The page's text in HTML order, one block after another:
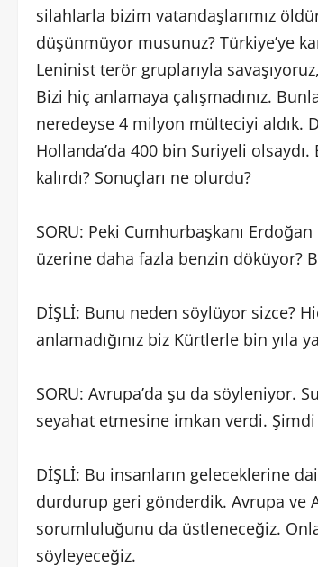
silahlarla bizim vatandaşlarımız
düşünmüyor musunuz? Türkiye’ye
Leninist terör gruplarıyla
Bizi hiç anlamaya çalışmadınız.
neredeyse 4 milyon mülteciyi aldık.
Hollanda’da 400 bin Suriyeli
kalırdı? Sonuçları ne olurdu?
SORU: Peki Cumhurbaşkanı
üzerine daha fazla benzin döküyor?
DİŞLİ: Bunu neden söylüyor sizce?
anlamadığınız biz Kürtlerle bin yıla
SORU: Avrupa’da şu da söyleniyor.
seyahat etmesine imkan verdi.
DİŞLİ: Bu insanların geleceklerine
durdurup geri gönderdik. Avrupa ve
sorumluluğunu da üstleneceğiz.
söyleyeceğiz.